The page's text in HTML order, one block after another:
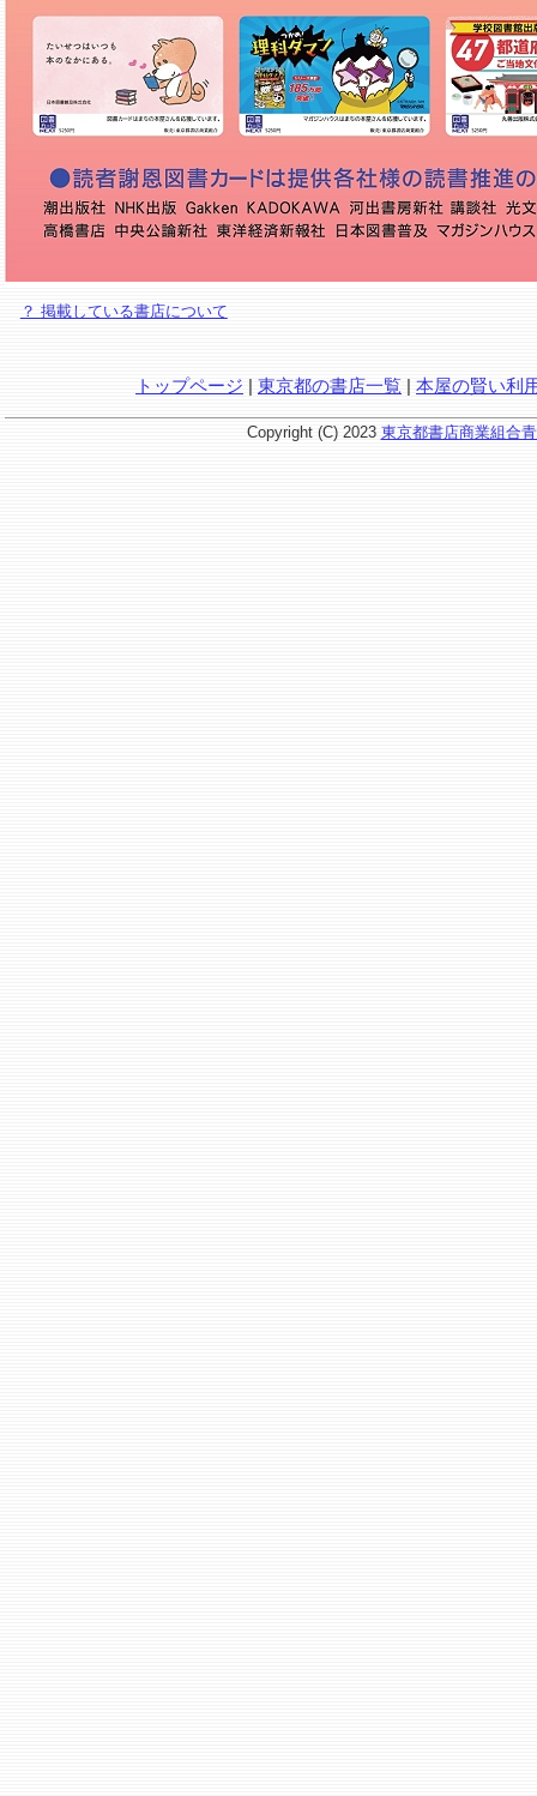
？ 掲載している書店について
トップページ | 東京都の書店一覧 | 本屋の賢い利
Copyright (C) 2023 東京都書店商業組合